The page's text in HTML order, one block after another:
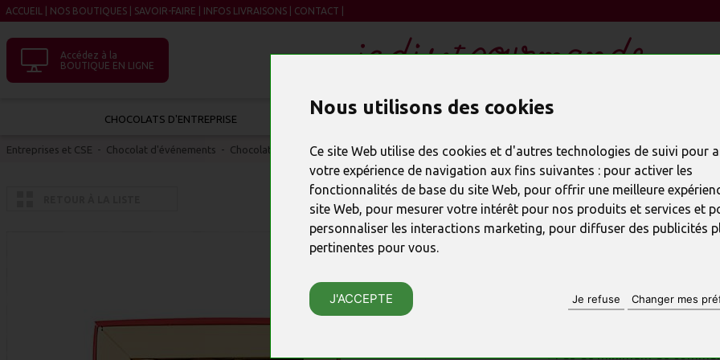
Nous utilisons des cookies
Ce site Web utilise des cookies et d'autres technologies de suivi pour
votre expérience de navigation aux fins suivantes : pour activer les
fonctionnalités de base du site Web, pour offrir une meilleure
site Web, pour mesurer votre intérêt pour nos produits et services et
personnaliser les interactions marketing, pour diffuser des publicités
pertinentes pour vous.
J'ACCEPTE Je refuse Changer mes
ACCUEIL NOS BOUTIQUES| SAVOIR-FAIRE INFOS LIVRAISONS| CONTACT
Accédez à la
BOUTIQUE EN LIGNE
CHOCOLATS D'ENTREPRISE
Entreprises et CSE - Chocolat d'événements - Chocolats Salons Professionnels
PRODUIT PRÉCÉDENT
Coffret
♦ Pas de minimum de